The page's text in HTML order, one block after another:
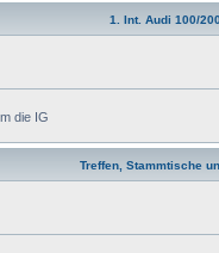
1. Int. Audi 100/
die IG
Treffen, Stammtische